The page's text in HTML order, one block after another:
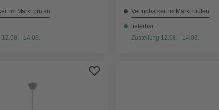
im Markt prüfen
- 14.08.
Verfügbarkeit im Markt prüfen
lieferbar
Zustellung 12.08. - 14.08.